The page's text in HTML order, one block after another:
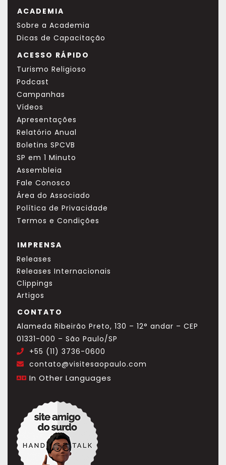
ACADEMIA
Sobre a Academia
Dicas de Capacitação
ACESSO RÁPIDO
Turismo Religioso
Podcast
Campanhas
Vídeos
Apresentações
Relatório Anual
Boletins SPCVB
SP em 1 Minuto
Assembleia
Fale Conosco
Área do Associado
Política de Privacidade
Termos e Condições
IMPRENSA
Releases
Releases Internacionais
Clippings
Artigos
CONTATO
Alameda Ribeirão Preto, 130 – 12° andar – CEP
01331-000 – São Paulo/SP
+55 (11) 3736-0600
contato@visitesaopaulo.com
In Other Languages